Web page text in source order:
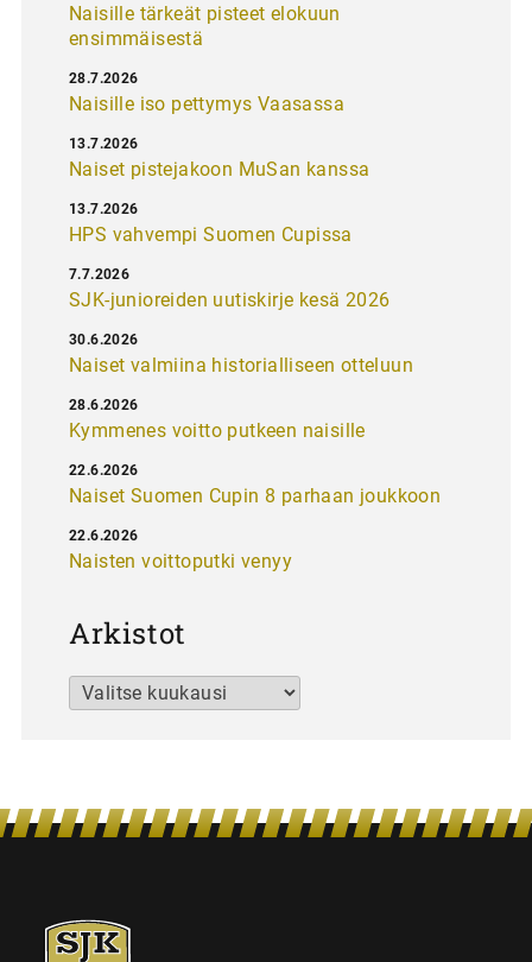
Naisille tärkeät pisteet elokuun
ensimmäisestä
Naisille iso pettymys Vaasassa
28.7.2026
Naiset pistejakoon MuSan kanssa
13.7.2026
HPS vahvempi Suomen Cupissa
13.7.2026
SJK-junioreiden uutiskirje kesä 2026
7.7.2026
Naiset valmiina historialliseen otteluun
30.6.2026
Kymmenes voitto putkeen naisille
28.6.2026
Naiset Suomen Cupin 8 parhaan joukkoon
22.6.2026
Naisten voittoputki venyy
22.6.2026
Arkistot
Arkistot
SJK-